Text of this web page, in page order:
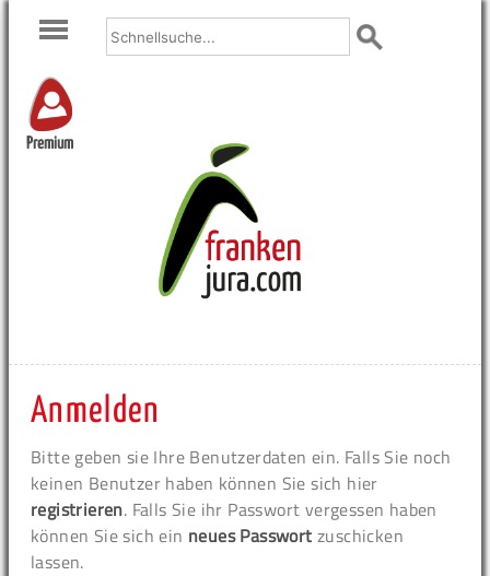
Premium
Anmelden
Bitte geben sie Ihre Benutzerdaten ein. Falls Sie noch
keinen Benutzer haben können Sie sich hier
registrieren. Falls Sie ihr Passwort vergessen haben
können Sie sich ein neues Passwort zuschicken
lassen.